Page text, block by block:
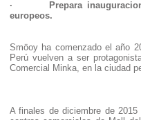
·
Prepara
europeos.
Smöoy ha comenzado el año
Perú vuelven a ser
Comercial Minka, en la ciudad
A finales de diciembre de